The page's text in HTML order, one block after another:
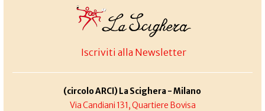
Iscriviti alla Newsletter
(circolo ARCI) La Scighera - Milano
Via Candiani 131, Quartiere Bovisa